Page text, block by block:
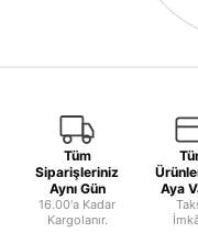
Tüm
Siparişleriniz
Aynı Gün
16.00'a Kadar
Kargolanır.
Aya